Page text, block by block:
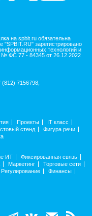
на spbit.ru обязательна
зарегистрировано
технологий и
ФС 77 - 84345 от 26.12.2022
7156798,
Проекты
IT класс
стенд
Фигура речи
ИТ
Фиксированная связь
Маркетинг
Торговые сети
Регулирование
Финансы